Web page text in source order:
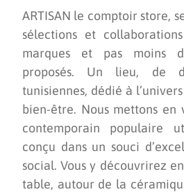
ARTISAN le comptoir store,
sélections et
marques et pas moins
proposés. Un lieu, de
tunisiennes, dédié à
bien-être. Nous mettons en
contemporain populaire
conçu dans un souci
social. Vous y découvrirez
table, autour de la